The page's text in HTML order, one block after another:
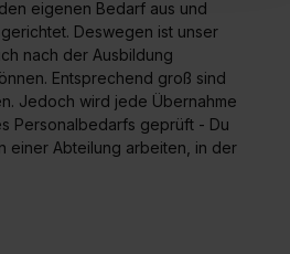
Posts) angezeigt und hierfür
Daten an Social Media
den USA, übermittelt werden.
du auch später noch im
Inhalt erteilen. Willst du nur
zulassen, triff deine
und klick auf „Auswahl
„Statistiken“ und „Social
eigenen Bedarf aus und
Deswegen ist unser
nach der Ausbildung
Entsprechend groß sind
Jedoch wird jede Übernahme
Personalbedarfs geprüft - Du
einer Abteilung arbeiten, in der